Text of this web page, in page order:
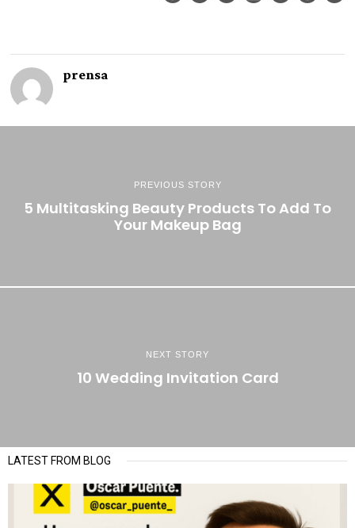
prensa
PREVIOUS STORY
5 Multitasking Beauty Products To Add To
Your Makeup Bag
NEXT STORY
10 Wedding Invitation Card
LATEST FROM BLOG